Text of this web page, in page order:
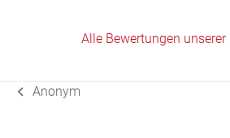
Alle Bewertungen unserer
vorheriger
Anonym